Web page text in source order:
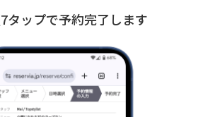
タップで予約完了します